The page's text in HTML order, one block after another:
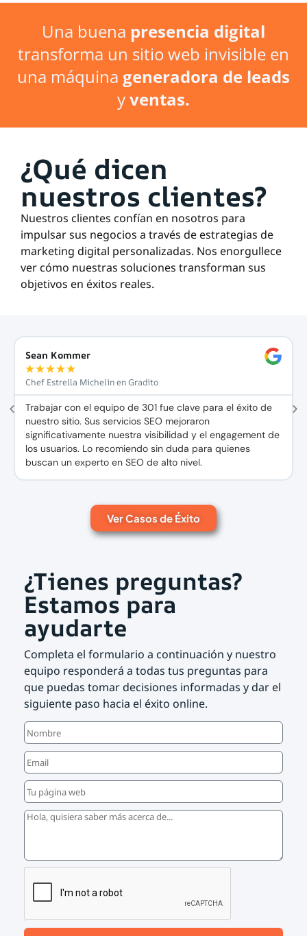
Una buena presencia digital
transforma un sitio web invisible en
una máquina generadora de leads
yventas.
¿Qué dicen
nuestros clientes?
Nuestros clientes confían en nosotros para
impulsar sus negocios a través de estrategias de
marketing digital personalizadas. Nos enorgullece
ver cómo nuestras soluciones transforman sus
objetivos en éxitos reales.
Sean Kommer
★★★★★
Chef Estrella Michelin en Gradito
Trabajar con el equipo de 301 fue clave para el éxito de
nuestro sitio. Sus servicios SEO mejoraron
significativamente nuestra visibilidad y el engagement de
los usuarios. Lo recomiendo sin duda para quienes
buscan un experto en SEO de alto nivel.
Ver Casos de Éxito
¿Tienes preguntas?
Estamos para
ayudarte
Completa el formulario a continuación y nuestro
equipo responderá a todas tus preguntas para
que puedas tomar decisiones informadas y dar el
siguiente paso hacia el éxito online.